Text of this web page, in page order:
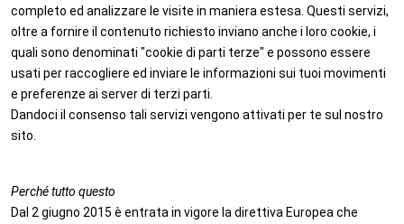
completo ed analizzare le visite in maniera estesa. Questi servizi,
oltre a fornire il contenuto richiesto inviano anche i loro cookie, i
quali sono denominati "cookie di parti terze" e possono essere
usati per raccogliere ed inviare le informazioni sui tuoi movimenti
e preferenze ai server di terzi parti.
Dandoci il consenso tali servizi vengono attivati per te sul nostro
sito.
Perché tutto questo
Dal 2 giugno 2015 è entrata in vigore la direttiva Europea che